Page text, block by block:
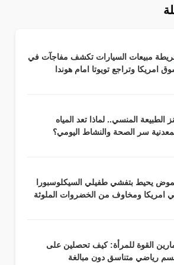
مبيعات السيارات تكشف مفاجآت في
امريكا وتراجع تويوتا امام هوندا
الطبيعة المنسي.. لماذا تعد المياه
سر الصحة والنشاط اليومي؟
يحيط بتفشي طفيلي السيكلوسبورا
امريكا ومخاوف من الخضروات الملوثة
القوة للمرأة: كيف تحصلين على
رياضي متناسق دون مبالغة